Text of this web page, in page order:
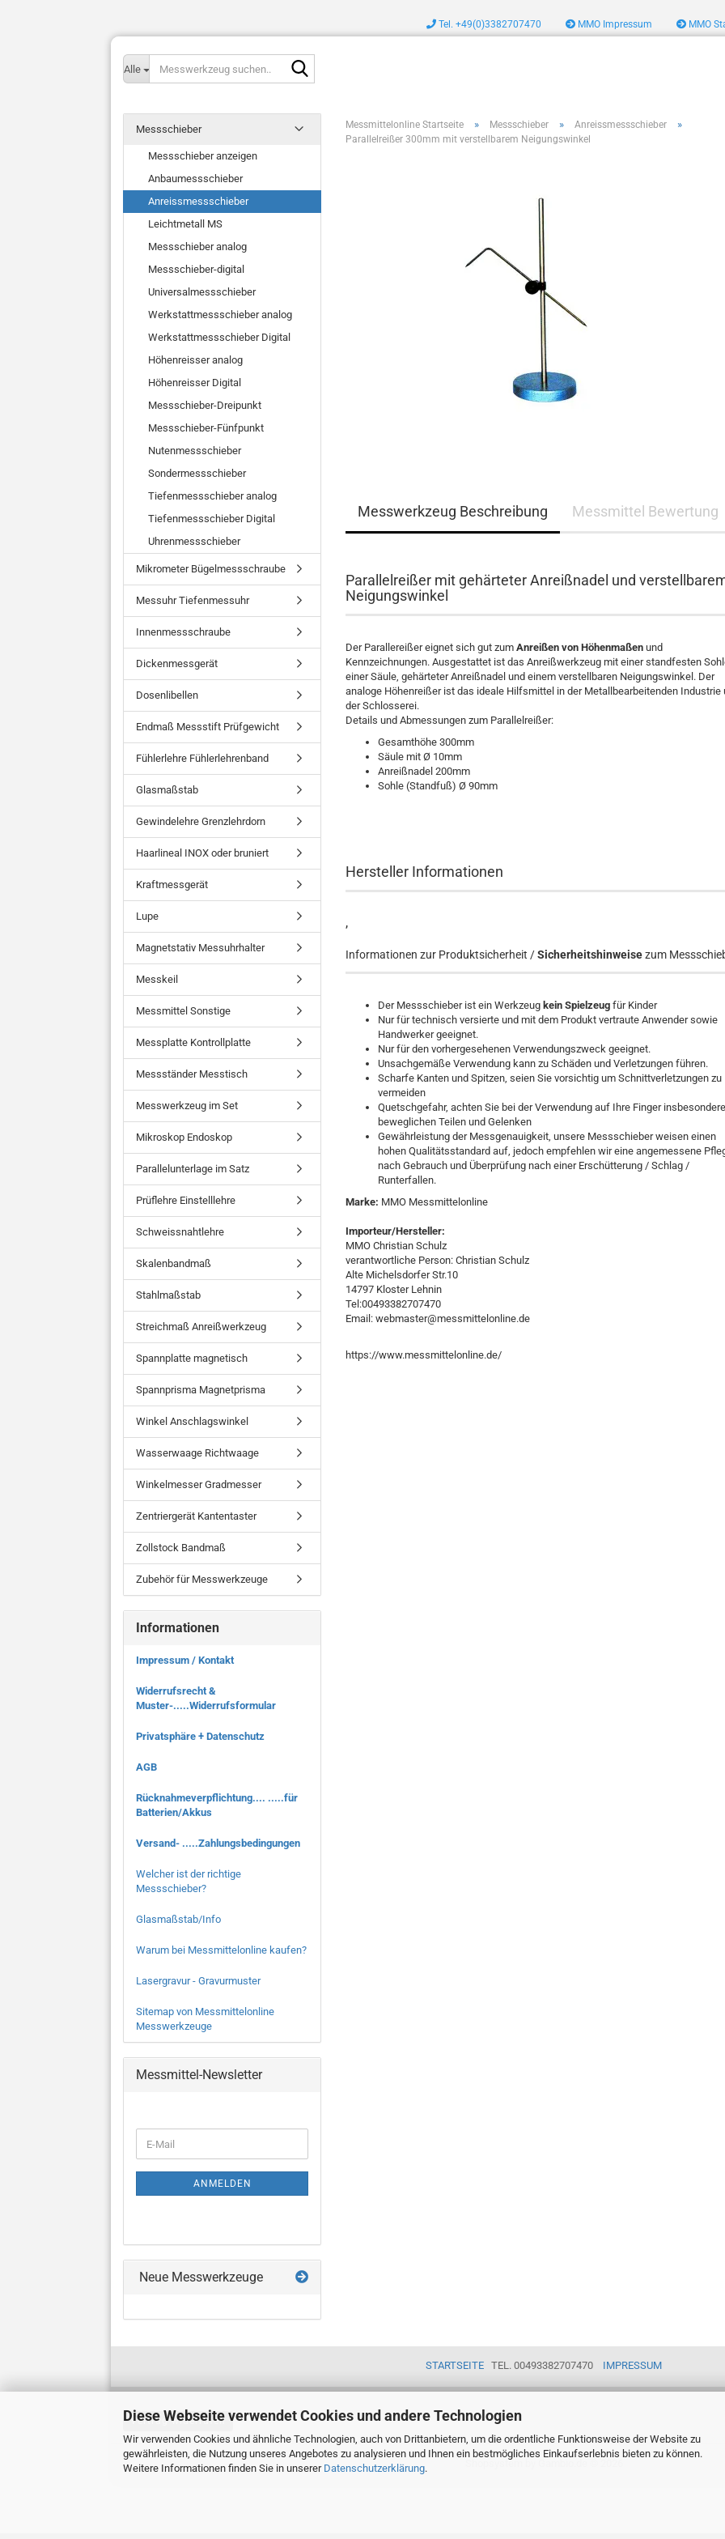
Diese Webseite verwendet Cookies und andere Technologien
Wir verwenden Cookies und ähnliche Technologien, auch von Drittanbietern, um die ordentliche Funktionsweise der Website zu
gewährleisten, die Nutzung unseres Angebotes zu analysieren und Ihnen ein bestmögliches Einkaufserlebnis bieten zu können.
Weitere Informationen finden Sie in unserer Datenschutzerklärung.
Tel. +49(0)3382707470 MMO Impressum MMO
Alle
Messmittelonline Startseite » Messschieber » Anreissmessschieber »
Parallelreißer 300mm mit verstellbarem Neigungswinkel
Messwerkzeug Beschreibung Messmittel Bewertung
Parallelreißer mit gehärteter Anreißnadel und
Neigungswinkel
Der Parallereißer eignet sich gut zum Anreißen von Höhenmaßen und
Kennzeichnungen. Ausgestattet ist das Anreißwerkzeug mit einer standfesten
einer Säule, gehärteter Anreißnadel und einem verstellbaren Neigungswinkel. Der
analoge Höhenreißer ist das ideale Hilfsmittel in der Metallbearbeitenden Industrie
der Schlosserei.
Details und Abmessungen zum Parallelreißer:
Gesamthöhe 300mm
Säule mit Ø 10mm
Anreißnadel 200mm
Sohle (Standfuß) Ø 90mm
Hersteller Informationen
,
Informationen zur Produktsicherheit /Sicherheitshinweisezum
Der Messschieber ist ein Werkzeug kein Spielzeug für Kinder
Nur für technisch versierte und mit dem Produkt vertraute Anwender sowie
Handwerker geeignet.
Nur für den vorhergesehenen Verwendungszweck geeignet.
Unsachgemäße Verwendung kann zu Schäden und Verletzungen führen.
Scharfe Kanten und Spitzen, seien Sie vorsichtig um Schnittverletzungen zu
vermeiden
Quetschgefahr, achten Sie bei der Verwendung auf Ihre Finger
beweglichen Teilen und Gelenken
Gewährleistung der Messgenauigkeit, unsere Messschieber weisen einen
hohen Qualitätsstandard auf, jedoch empfehlen wir eine angemessene
nach Gebrauch und Überprüfung nach einer Erschütterung / Schlag /
Runterfallen.
Marke: MMO Messmittelonline
Importeur/Hersteller:
MMO Christian Schulz
verantwortliche Person: Christian Schulz
Alte Michelsdorfer Str.10
14797 Kloster Lehnin
Tel:00493382707470
Email: webmaster@messmittelonline.de
https://www.messmittelonline.de/
Messschieber
Messschieber anzeigen
Anbaumessschieber
Anreissmessschieber
Leichtmetall MS
Messschieber analog
Messschieber-digital
Universalmessschieber
Werkstattmessschieber analog
Werkstattmessschieber Digital
Höhenreisser analog
Höhenreisser Digital
Messschieber-Dreipunkt
Messschieber-Fünfpunkt
Nutenmessschieber
Sondermessschieber
Tiefenmessschieber analog
Tiefenmessschieber Digital
Uhrenmessschieber
Mikrometer Bügelmessschraube
Messuhr Tiefenmessuhr
Innenmessschraube
Dickenmessgerät
Dosenlibellen
Endmaß Messstift Prüfgewicht
Fühlerlehre Fühlerlehrenband
Glasmaßstab
Gewindelehre Grenzlehrdorn
Haarlineal INOX oder bruniert
Kraftmessgerät
Lupe
Magnetstativ Messuhrhalter
Messkeil
Messmittel Sonstige
Messplatte Kontrollplatte
Messständer Messtisch
Messwerkzeug im Set
Mikroskop Endoskop
Parallelunterlage im Satz
Prüflehre Einstelllehre
Schweissnahtlehre
Skalenbandmaß
Stahlmaßstab
Streichmaß Anreißwerkzeug
Spannplatte magnetisch
Spannprisma Magnetprisma
Winkel Anschlagswinkel
Wasserwaage Richtwaage
Winkelmesser Gradmesser
Zentriergerät Kantentaster
Zollstock Bandmaß
Zubehör für Messwerkzeuge
Informationen
Impressum / Kontakt
Widerrufsrecht &
Muster-.....Widerrufsformular
Privatsphäre + Datenschutz
AGB
Rücknahmeverpflichtung.... .....für
Batterien/Akkus
Versand- .....Zahlungsbedingungen
Welcher ist der richtige
Messschieber?
Glasmaßstab/Info
Warum bei Messmittelonline kaufen?
Lasergravur - Gravurmuster
Sitemap von Messmittelonline
Messwerkzeuge
Messmittel-Newsletter
ZUR
ANMELDUNG
E-
Mail
ANMELDEN
Neue Messwerkzeuge
STARTSEITE TEL. 00493382707470 IMPRESSUM
Vertrag widerrufen
Shopsystem